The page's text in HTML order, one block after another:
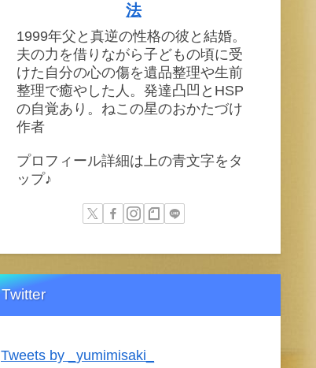
法
1999年父と真逆の性格の彼と結婚。
夫の力を借りながら子どもの頃に受
けた自分の心の傷を遺品整理や生前
整理で癒やした人。発達凸凹とHSP
の自覚あり。ねこの星のおかたづけ
作者
プロフィール詳細は上の青文字をタ
ップ♪
Twitter
Tweets by _yumimisaki_